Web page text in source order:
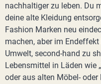
nachhaltiger zu leben. Du
deine alte Kleidung
Fashion Marken neu
machen, aber im
Umwelt, second-hand zu
Lebensmittel in Läden wie
oder aus alten Möbel-